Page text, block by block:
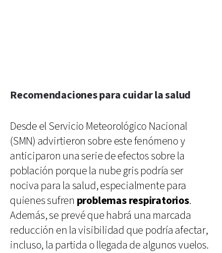
Recomendaciones para cuidar la salud
Desde el Servicio Meteorológico Nacional
(SMN) advirtieron sobre este fenómeno y
anticiparon una serie de efectos sobre la
población porque la nube gris podría ser
nociva para la salud, especialmente para
quienes sufren problemas respiratorios.
Además, se prevé que habrá una marcada
reducción en la visibilidad que podría afectar,
incluso, la partida o llegada de algunos vuelos.